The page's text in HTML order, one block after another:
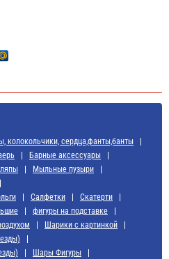
колокольчики, сердца,фанты,банты
Барные аксессуары
Мыльные пузыри
Салфетки
Скатерти
фигуры на подставке
Шарики с картинкой
Шары Фигуры